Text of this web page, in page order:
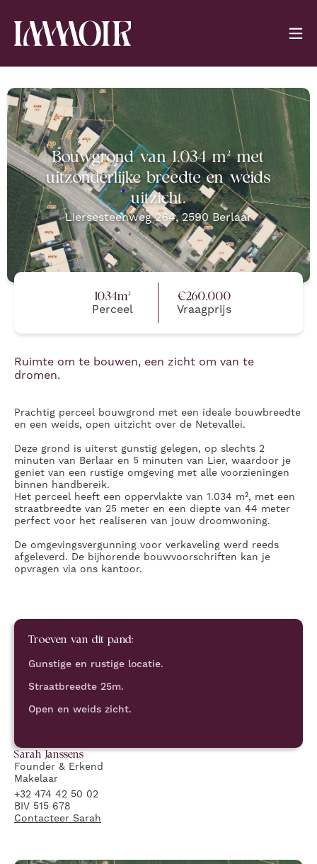
Bouwgrond van 1.034 m² met
uitzonderlijke breedte en weids
uitzicht.
Liersesteenweg 264,2590 Berlaar
1034m²
Perceel
€260.000
Vraagprijs
Ruimte om te bouwen, een zicht om van te
dromen.
Prachtig perceel bouwgrond met een ideale bouwbreedte
en een weids, open uitzicht over de Netevallei.
Deze grond is uiterst gunstig gelegen, op slechts 2
minuten van Berlaar en 5 minuten van Lier, waardoor je
geniet van een rustige omgeving met alle voorzieningen
binnen handbereik.
Het perceel heeft een oppervlakte van 1.034 m², met een
straatbreedte van 25 meter en een diepte van 44 meter
perfect voor het realiseren van jouw droomwoning.
De omgevingsvergunning voor verkaveling werd reeds
afgeleverd. De bijhorende bouwvoorschriften kan je
opvragen via ons kantoor.
Troeven van dit pand:
Gunstige en rustige locatie.
Straatbreedte 25m.
Open en weids zicht.
Sarah Janssens
Founder & Erkend
Makelaar
+32 474 42 50 02
BIV 515 678
Contacteer Sarah